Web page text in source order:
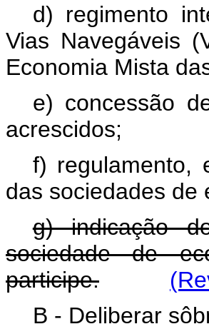
d) regimento
Vias Navegáveis
Economia Mista
e) concessão
acrescidos;
f) regulamento,
das sociedades de
g) indicação
sociedade de
participe.
B - Deliberar